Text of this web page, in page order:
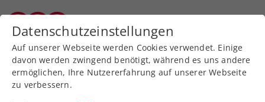
Zurück zur Newsübersicht
ATP
Datenschutzeinstellungen
Auf unserer Webseite werden Cookies verwendet. Einige
davon werden zwingend benötigt, während es uns andere
ermöglichen, Ihre Nutzererfahrung auf unserer Webseite
zu verbessern.